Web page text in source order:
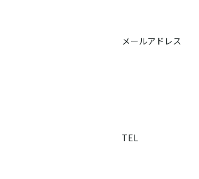
メールアドレス
TEL